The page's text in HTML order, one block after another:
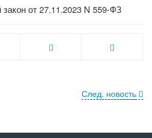
от 27.11.2023 N 559-ФЗ
След. новость